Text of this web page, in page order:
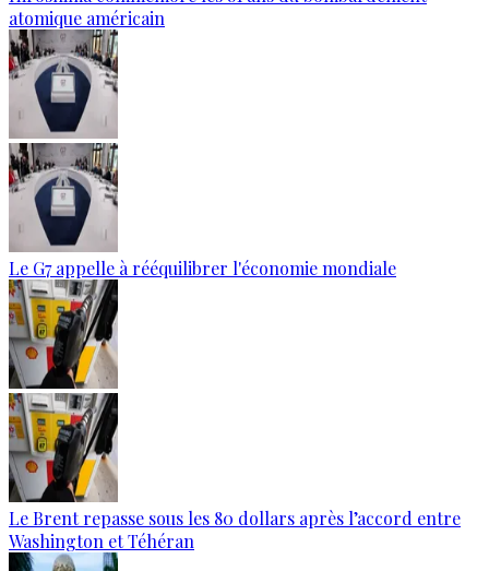
atomique américain
Le G7 appelle à rééquilibrer l'économie mondiale
Le Brent repasse sous les 80 dollars après l’accord entre
Washington et Téhéran